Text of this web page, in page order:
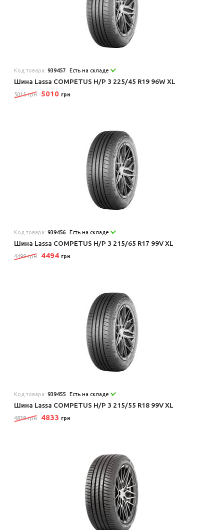
Код товара:939457 Есть на складе
Шина Lassa COMPETUS H/P 3 225/45 R19 96W XL
5015 грн 5010 грн
Код товара:939456 Есть на складе
Шина Lassa COMPETUS H/P 3 215/65 R17 99V XL
4499 грн 4494 грн
Код товара:939455 Есть на складе
Шина Lassa COMPETUS H/P 3 215/55 R18 99V XL
4838 грн 4833 грн